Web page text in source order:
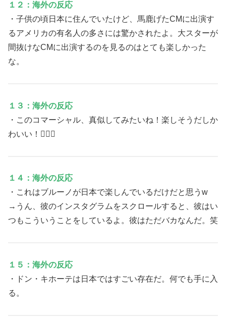
１２：海外の反応
・子供の頃日本に住んでいたけど、馬鹿げたCMに出演す
るアメリカの有名人の多さには驚かされたよ。大スターが
間抜けなCMに出演するのを見るのはとても楽しかった
な。
１３：海外の反応
・このコマーシャル、真似してみたいね！楽しそうだしか
わいい！🤷🏾‍♂️
１４：海外の反応
・これはブルーノが日本で楽しんでいるだけだと思うw
→うん、彼のインスタグラムをスクロールすると、彼はい
つもこういうことをしているよ。彼はただバカなんだ。笑
１５：海外の反応
・ドン・キホーテは日本ではすごい存在だ。何でも手に入
る。